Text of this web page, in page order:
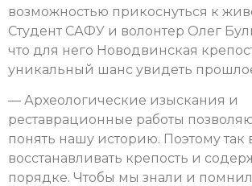
возможностью прикоснуться к
Студент САФУ и волонтер Олег
что для него Новодвинская
уникальный шанс увидеть
— Археологические изыскания и
реставрационные работы
понять нашу историю. Поэтому так
восстанавливать крепость и
порядке. Чтобы мы знали и